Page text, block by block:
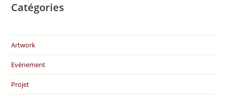
Catégories
Artwork
Evénement
Projet